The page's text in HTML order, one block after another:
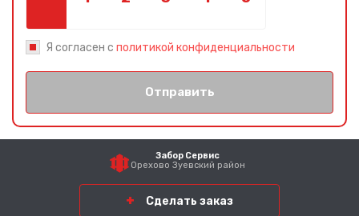
Я согласен с политикой конфиденциальности
Отправить
Забор Сервис
Орехово Зуевский район
Сделать заказ